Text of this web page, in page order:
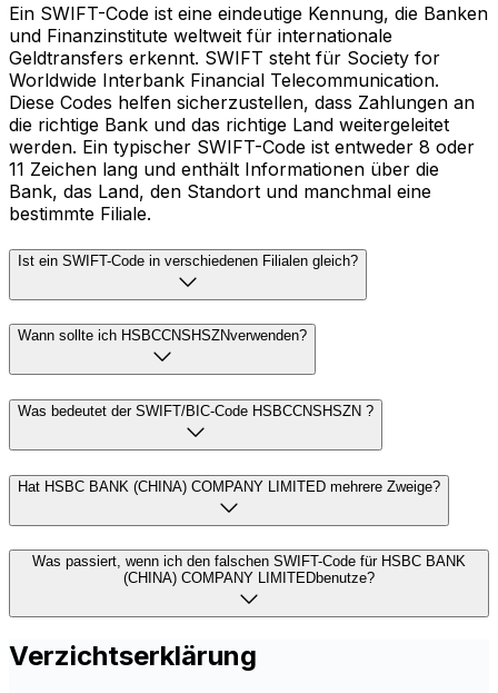
Ein SWIFT-Code ist eine eindeutige Kennung, die Banken
und Finanzinstitute weltweit für internationale
Geldtransfers erkennt. SWIFT steht für Society for
Worldwide Interbank Financial Telecommunication.
Diese Codes helfen sicherzustellen, dass Zahlungen an
die richtige Bank und das richtige Land weitergeleitet
werden. Ein typischer SWIFT-Code ist entweder 8 oder
11 Zeichen lang und enthält Informationen über die
Bank, das Land, den Standort und manchmal eine
bestimmte Filiale.
Ist ein SWIFT-Code in verschiedenen Filialen gleich?
Wann sollte ich HSBCCNSHSZNverwenden?
Was bedeutet der SWIFT/BIC-Code HSBCCNSHSZN ?
Hat HSBC BANK (CHINA) COMPANY LIMITED mehrere Zweige?
Was passiert, wenn ich den falschen SWIFT-Code für HSBC BANK
(CHINA) COMPANY LIMITEDbenutze?
Verzichtserklärung